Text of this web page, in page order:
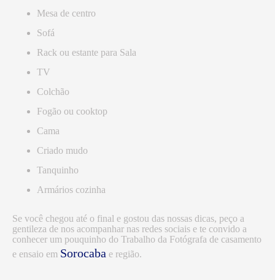
Mesa de centro
Sofá
Rack ou estante para Sala
TV
Colchão
Fogão ou cooktop
Cama
Criado mudo
Tanquinho
Armários cozinha
Se você chegou até o final e gostou das nossas dicas, peço a
gentileza de nos acompanhar nas redes sociais e te convido a
conhecer um pouquinho do Trabalho da Fotógrafa de casamento
e ensaio em Sorocaba e região.